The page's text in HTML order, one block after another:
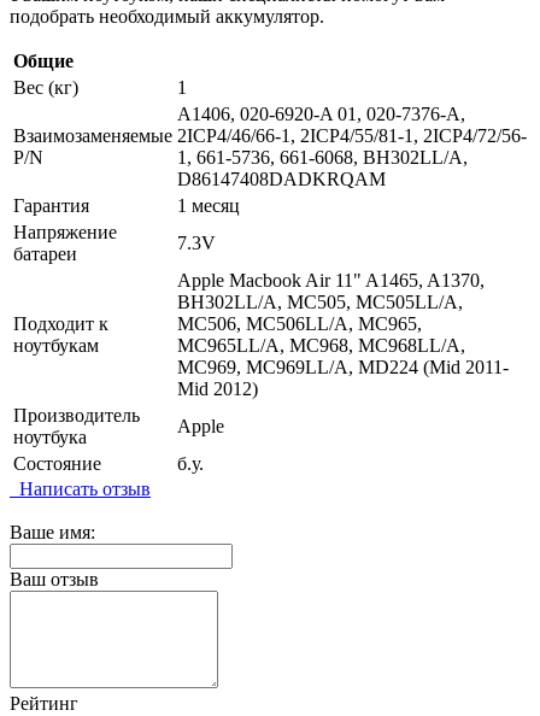
подобрать необходимый аккумулятор.
Общие
Вес (кг)
1
Взаимозаменяемые
P/N
A1406, 020-6920-A 01, 020-7376-A,
2ICP4/46/66-1, 2ICP4/55/81-1, 2ICP4/72/56-
1, 661-5736, 661-6068, BH302LL/A,
D86147408DADKRQAM
Гарантия
1 месяц
Напряжение
батареи
7.3V
Подходит к
ноутбукам
Apple Macbook Air 11" A1465, A1370,
BH302LL/A, MC505, MC505LL/A,
MC506, MC506LL/A, MC965,
MC965LL/A, MC968, MC968LL/A,
MC969, MC969LL/A, MD224 (Mid 2011-
Mid 2012)
Производитель
ноутбука
Apple
Состояние
б.у.
Написать отзыв
Ваше имя:
Ваш отзыв
Рейтинг